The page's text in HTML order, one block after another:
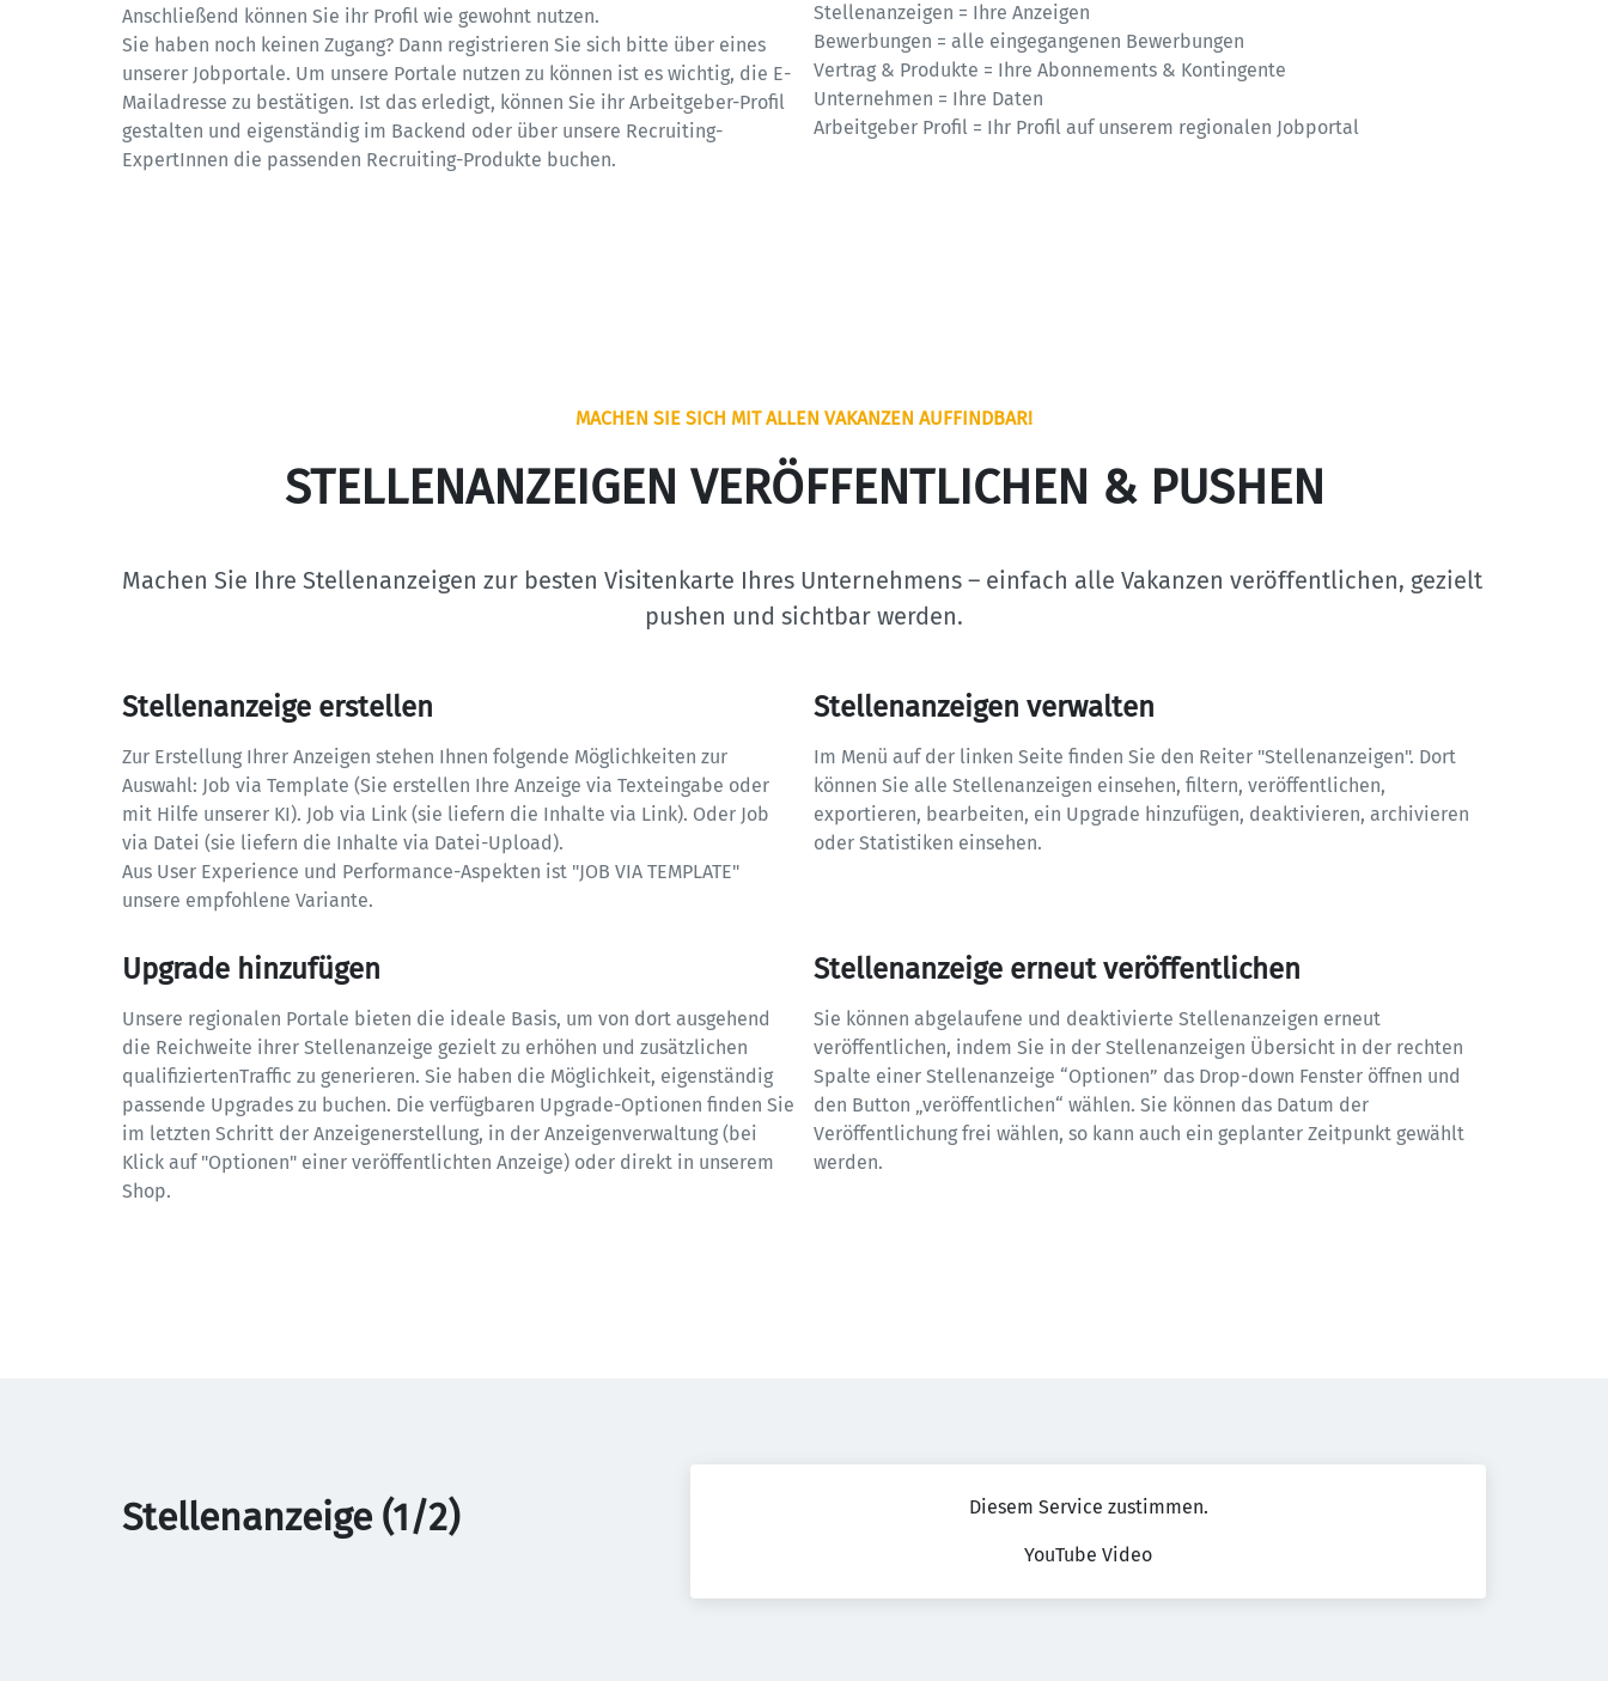
Anschließend können Sie ihr Profil wie gewohnt nutzen.
Sie haben noch keinen Zugang? Dann registrieren Sie sich bitte über eines
unserer Jobportale. Um unsere Portale nutzen zu können ist es wichtig, die E-
Mailadresse zu bestätigen. Ist das erledigt, können Sie ihr Arbeitgeber-Profil
gestalten und eigenständig im Backend oder über unsere Recruiting-
ExpertInnen die passenden Recruiting-Produkte buchen.
Stellenanzeigen = Ihre Anzeigen
Bewerbungen = alle eingegangenen Bewerbungen
Vertrag & Produkte = Ihre Abonnements & Kontingente
Unternehmen = Ihre Daten
Arbeitgeber Profil = Ihr Profil auf unserem regionalen Jobportal
MACHEN SIE SICH MIT ALLEN VAKANZEN AUFFINDBAR!
STELLENANZEIGEN VERÖFFENTLICHEN & PUSHEN
Machen Sie Ihre Stellenanzeigen zur besten Visitenkarte Ihres Unternehmens – einfach alle Vakanzen veröffentlichen, gezielt
pushen und sichtbar werden.
Stellenanzeige erstellen
Zur Erstellung Ihrer Anzeigen stehen Ihnen folgende Möglichkeiten zur
Auswahl: Job via Template (Sie erstellen Ihre Anzeige via Texteingabe oder
mit Hilfe unserer KI). Job via Link (sie liefern die Inhalte via Link). Oder Job
via Datei (sie liefern die Inhalte via Datei-Upload).
Aus User Experience und Performance-Aspekten ist "JOB VIA TEMPLATE"
unsere empfohlene Variante.
Stellenanzeigen verwalten
Im Menü auf der linken Seite finden Sie den Reiter "Stellenanzeigen". Dort
können Sie alle Stellenanzeigen einsehen, filtern, veröffentlichen,
exportieren, bearbeiten, ein Upgrade hinzufügen, deaktivieren, archivieren
oder Statistiken einsehen.
Upgrade hinzufügen
Unsere regionalen Portale bieten die ideale Basis, um von dort ausgehend
die Reichweite ihrer Stellenanzeige gezielt zu erhöhen und zusätzlichen
qualifiziertenTraffic zu generieren. Sie haben die Möglichkeit, eigenständig
passende Upgrades zu buchen. Die verfügbaren Upgrade-Optionen finden Sie
im letzten Schritt der Anzeigenerstellung, in der Anzeigenverwaltung (bei
Klick auf "Optionen" einer veröffentlichten Anzeige) oder direkt in unserem
Shop.
Stellenanzeige erneut veröffentlichen
Sie können abgelaufene und deaktivierte Stellenanzeigen erneut
veröffentlichen, indem Sie in der Stellenanzeigen Übersicht in der rechten
Spalte einer Stellenanzeige “Optionen” das Drop-down Fenster öffnen und
den Button „veröffentlichen“ wählen. Sie können das Datum der
Veröffentlichung frei wählen, so kann auch ein geplanter Zeitpunkt gewählt
werden.
Stellenanzeige (1/2) Diesem Service zustimmen.
YouTube Video